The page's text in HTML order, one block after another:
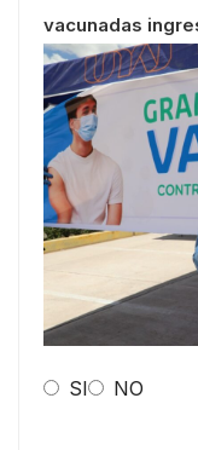
vacunadas
SI NO